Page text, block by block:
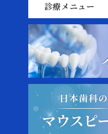
診療メニュー